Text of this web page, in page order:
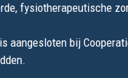
fysiotherapeutische
aangesloten bij